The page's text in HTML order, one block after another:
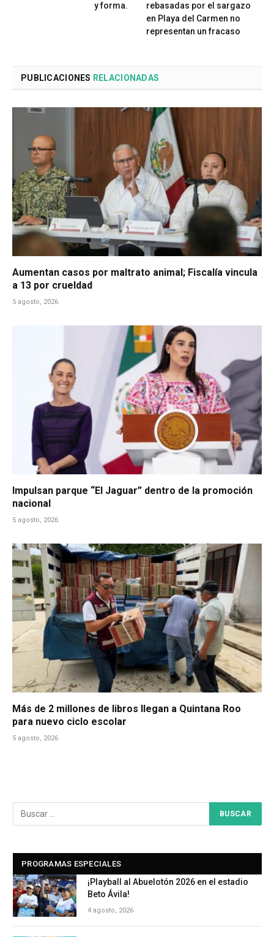
y forma.
rebasadas por el sargazo
en Playa del Carmen no
representan un fracaso
PUBLICACIONES RELACIONADAS
Aumentan casos por maltrato animal; Fiscalía vincula
a 13 por crueldad
5 agosto, 2026
Impulsan parque “El Jaguar” dentro de la promoción
nacional
5 agosto, 2026
Más de 2 millones de libros llegan a Quintana Roo
para nuevo ciclo escolar
5 agosto, 2026
PROGRAMAS ESPECIALES
¡Playball al Abuelotón 2026 en el estadio
Beto Ávila!
4 agosto, 2026